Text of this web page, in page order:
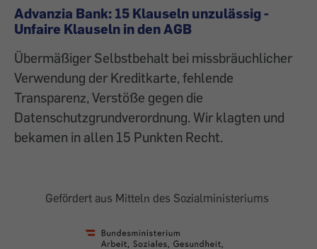
Advanzia Bank: 15 Klauseln unzulässig -
Unfaire Klauseln in den AGB
Übermäßiger Selbstbehalt bei missbräuchlicher
Verwendung der Kreditkarte, fehlende
Transparenz, Verstöße gegen die
Datenschutzgrundverordnung. Wir klagten und
bekamen in allen 15 Punkten Recht.
Gefördert aus Mitteln des Sozialministeriums